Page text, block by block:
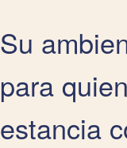
Su
para
estancia